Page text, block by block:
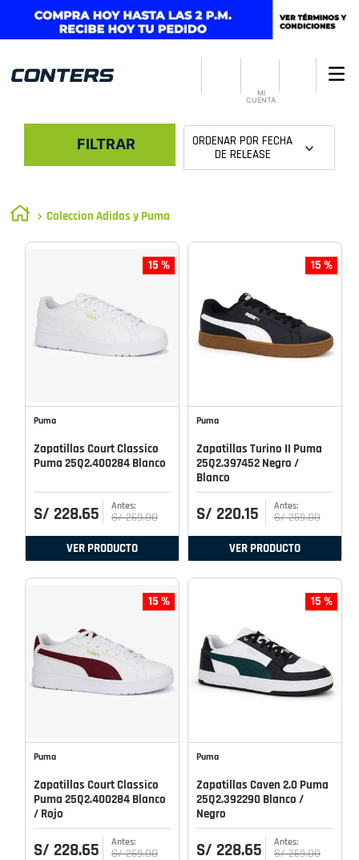
MI
CUENTA
FILTRAR ORDENAR POR FECHA
DE RELEASE
Coleccion Adidas y Puma
15 %
Puma
Zapatillas Court Classico
Puma 25Q2.400284 Blanco
S/ 228.65 S/ 269.00
VER PRODUCTO
15 %
Puma
Zapatillas Turino II Puma
25Q2.397452 Negro /
Blanco
S/ 220.15 S/ 259.00
VER PRODUCTO
15 %
Puma
Zapatillas Court Classico
Puma 25Q2.400284 Blanco
/ Rojo
S/ 228.65 S/ 269.00
15 %
Puma
Zapatillas Caven 2.0 Puma
25Q2.392290 Blanco /
Negro
S/ 228.65 S/ 269.00